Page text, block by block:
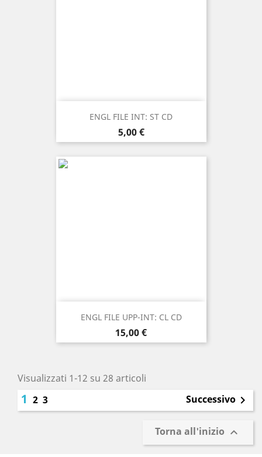
ENGL FILE INT: ST CD
Prezzo
5,00 €
ENGL FILE UPP-INT: CL CD
Prezzo
15,00 €
Visualizzati 1-12 su 28 articoli
1 2 3 Successivo 
Torna all'inizio 